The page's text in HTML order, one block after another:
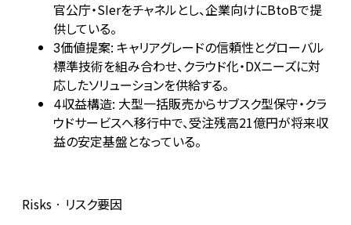
官公庁・SIerをチャネルとし、企業向けにBtoBで提
供している。
3価値提案: キャリアグレードの信頼性とグローバル
標準技術を組み合わせ、クラウド化・DXニーズに対
応したソリューションを供給する。
4収益構造: 大型一括販売からサブスク型保守・クラ
ウドサービスへ移行中で、受注残高21億円が将来収
益の安定基盤となっている。
Risks · リスク要因